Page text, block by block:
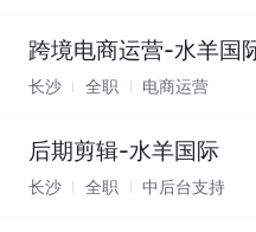
跨境电商运营-水羊国
长沙 全职 电商运营
后期剪辑-水羊国际
长沙 全职 中后台支持